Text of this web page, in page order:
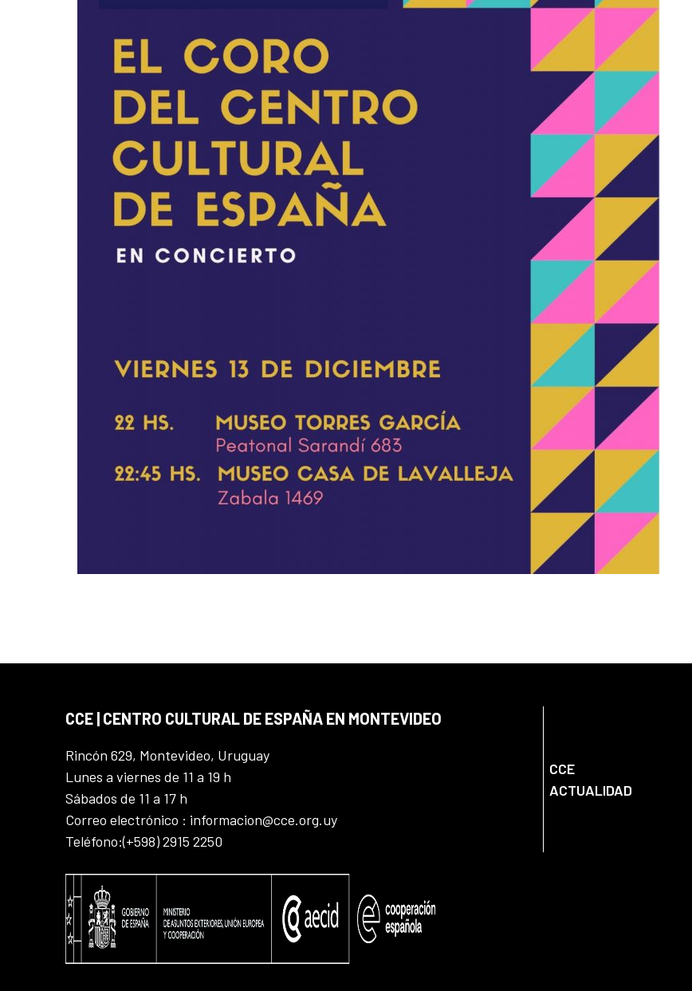
CCE | CENTRO CULTURAL DE ESPAÑA EN MONTEVIDEO
Rincón 629, Montevideo, Uruguay
Lunes a viernes de 11 a 19 h
Sábados de 11 a 17 h
Correo electrónico : informacion@cce.org.uy
Teléfono:(+598) 2915 2250
CCE
ACTUALIDAD